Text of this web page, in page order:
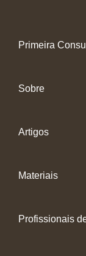
Primeira
Sobre
Artigos
Materiais
Profissionais